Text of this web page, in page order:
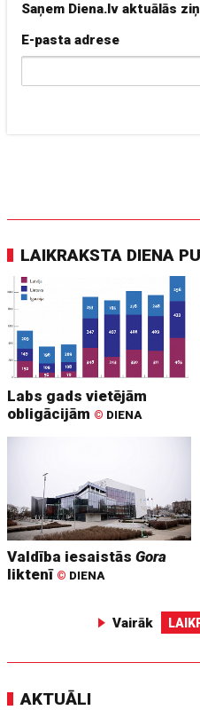
Saņem Diena.lv aktuālās
E-pasta adrese
LAIKRAKSTA DIENA
Labs gads vietējām
obligācijām © DIENA
Valdība iesaistāsGora
liktenī © DIENA
Vairāk
AKTUĀLI